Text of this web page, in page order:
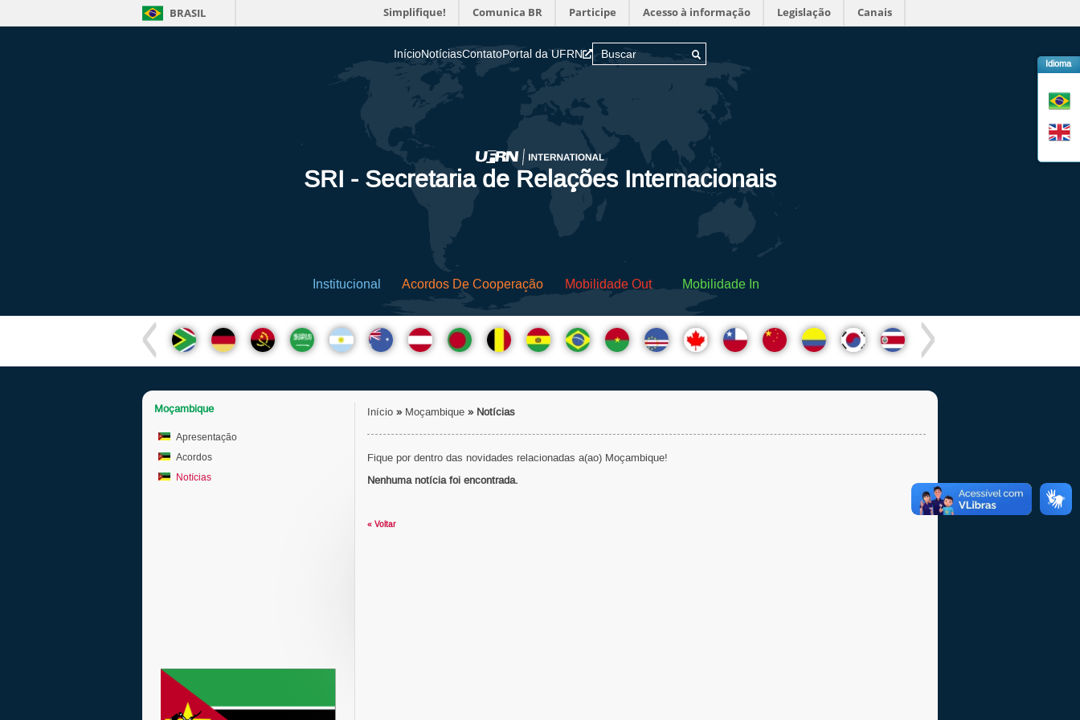
BRASIL Simplifique! Comunica BR Participe Acesso à informação Legislação Canais
Idioma
InícioNotíciasContatoPortal da UFRN
SRI - Secretaria de Relações Internacionais
Institucional Acordos De Cooperação Mobilidade Out Mobilidade In
Moçambique
Apresentação
Acordos
Notícias
Início »Moçambique » Notícias
Fique por dentro das novidades relacionadas a(ao) Moçambique!
Nenhuma notícia foi encontrada.
« Voltar